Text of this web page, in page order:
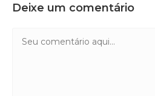
Deixe um comentário